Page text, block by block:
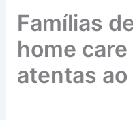
Famílias
home
atentas